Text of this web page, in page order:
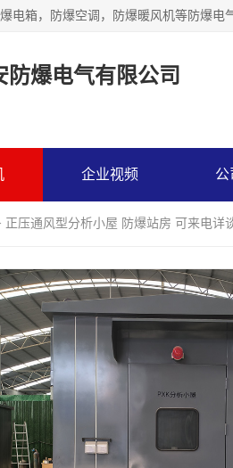
电箱，防爆空调，防爆暖风机等防爆电
防爆电气有限公司
企业视频 公
正压通风型分析小屋 防爆站房 可来电详